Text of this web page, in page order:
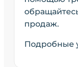
продаж.
Подробные